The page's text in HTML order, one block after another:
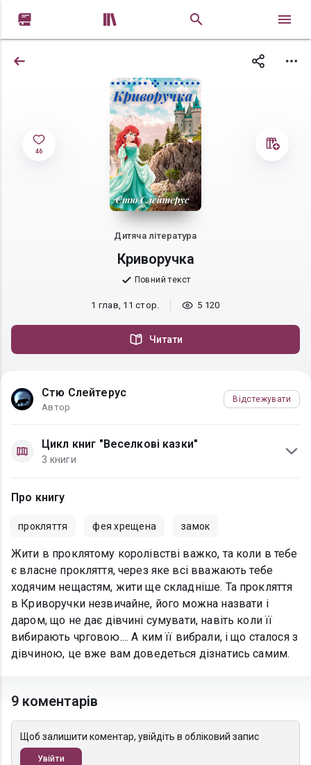
 
46
Дитяча література
Криворучка
Повний текст
1 глав, 11 стор. 5 120
Читати
Стю Слейтерус
Автор
Відстежувати
Цикл книг "Веселкові казки"
3 книги
Про книгу
прокляття фея хрещена замок
Жити в проклятому королівстві важко, та коли в тебе
є власне прокляття, через яке всі вважають тебе
ходячим нещастям, жити ще складніше. Та прокляття
в Криворучки незвичайне, його можна назвати і
даром, що не дає дівчині сумувати, навіть коли її
вибирають чрговою.... А ким її вибрали, і що сталося з
дівчиною, це вже вам доведеться дізнатись самим.
9 коментарів
Щоб залишити коментар, увійдіть в обліковий запис
Увійти